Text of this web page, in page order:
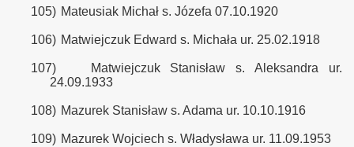
105) Mateusiak Michał s. Józefa 07.10.1920
106) Matwiejczuk Edward s. Michała ur. 25.02.1918
107)
Matwiejczuk Stanisław s. Aleksandra ur.
24.09.1933
108) Mazurek Stanisław s. Adama ur. 10.10.1916
109) Mazurek Wojciech s. Władysława ur. 11.09.1953